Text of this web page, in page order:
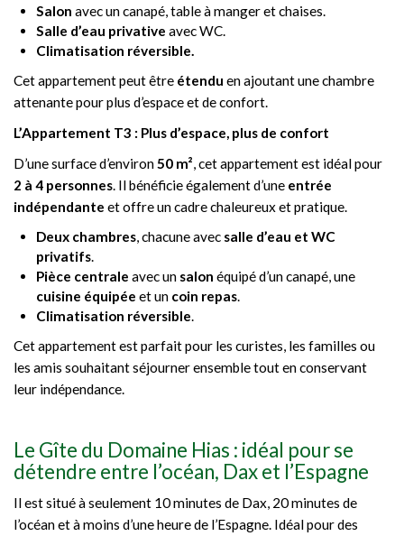
Salon avec un canapé, table à manger et chaises.
Salle d’eau privative avec WC.
Climatisation réversible.
Cet appartement peut être étendu en ajoutant une chambre
attenante pour plus d’espace et de confort.
L’Appartement T3 : Plus d’espace, plus de confort
D’une surface d’environ50 m², cet appartement est idéal pour
2 à 4 personnes. Il bénéficie également d’une entrée
indépendante et offre un cadre chaleureux et pratique.
Deux chambres, chacune avec salle d’eau et WC
privatifs.
Pièce centrale avec un salon équipé d’un canapé, une
cuisine équipée et un coin repas.
Climatisation réversible.
Cet appartement est parfait pour les curistes, les familles ou
les amis souhaitant séjourner ensemble tout en conservant
leur indépendance.
Le Gîte du Domaine Hias : idéal pour se
détendre entre l’océan, Dax et l’Espagne
Il est situé à seulement 10 minutes de Dax, 20 minutes de
l’océan et à moins d’une heure de l’Espagne. Idéal pour des